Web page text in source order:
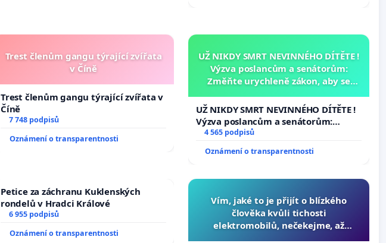
Trest členům gangu týrající zvířata
v Číně
Trest členům gangu týrající zvířata v
Číně
7 748 podpisů
Oznámení o transparentnosti
UŽ NIKDY SMRT NEVINNÉHO DÍTĚTE !
Výzva poslancům a senátorům:
Změňte urychleně zákon, aby se
opakovat!
UŽ NIKDY SMRT NEVINNÉHO DÍTĚTE !
Výzva poslancům a senátorům:
Změňte urychleně zákon, aby se
opakovat!
4 565 podpisů
Oznámení o transparentnosti
Petice za záchranu Kuklenských
rondelů v Hradci Králové
6 955 podpisů
Oznámení o transparentnosti
Vím, jaké to je přijít o blízkého
člověka kvůli tichosti
elektromobilů, nečekejme, až